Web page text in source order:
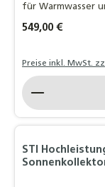
für Warmwasser
Regulärer Preis:
549,00 €
Preise inkl. MwSt.
Produkt
STI